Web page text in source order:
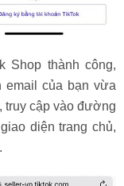
Shop thành công,
email của bạn vừa
truy cập vào đường
diện trang chủ,